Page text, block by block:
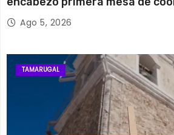
retiro de cables en desuso en
Ago 5, 2026
TAMARUGAL